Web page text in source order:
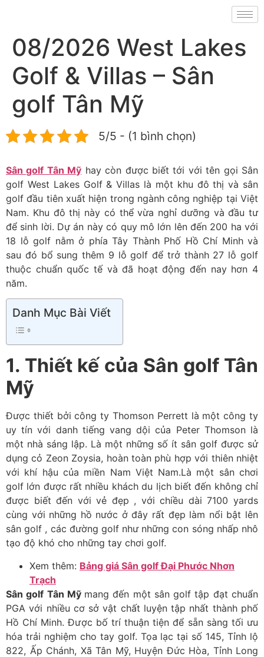
08/2026 West Lakes
Golf & Villas – Sân
golf Tân Mỹ
5/5 - (1 bình chọn)
Sân golf Tân Mỹ hay còn được biết tới với tên gọi Sân
golf West Lakes Golf & Villas là một khu đô thị và sân
golf đầu tiên xuất hiện trong ngành công nghiệp tại Việt
Nam. Khu đô thị này có thể vừa nghỉ dưỡng và đầu tư
để sinh lời. Dự án này có quy mô lớn lên đến 200 ha với
18 lỗ golf nằm ở phía Tây Thành Phố Hồ Chí Minh và
sau đó bổ sung thêm 9 lỗ golf để trở thành 27 lỗ golf
thuộc chuẩn quốc tế và đã hoạt động đến nay hơn 4
năm.
Danh Mục Bài Viết
1. Thiết kế của Sân golf Tân
Mỹ
Được thiết bởi công ty Thomson Perrett là một công ty
uy tín với danh tiếng vang dội của Peter Thomson là
một nhà sáng lập. Là một những số ít sân golf được sử
dụng cỏ Zeon Zoysia, hoàn toàn phù hợp với thiên nhiệt
với khí hậu của miền Nam Việt Nam.Là một sân chơi
golf lớn được rất nhiều khách du lịch biết đến không chỉ
được biết đến với vẻ đẹp , với chiều dài 7100 yards
cùng với những hồ nước ở đây rất đẹp làm nổi bật lên
sân golf , các đường golf như những con sóng nhấp nhô
tạo độ khó cho những tay chơi golf.
Xem thêm: Bảng giá Sân golf Đại Phước Nhơn
Trạch
Sân golf Tân Mỹ mang đến một sân golf tập đạt chuẩn
PGA với nhiều cơ sở vật chất luyện tập nhất thành phố
Hồ Chí Minh. Được bố trí thuận tiện để sẵn sàng tối ưu
hóa trải nghiệm cho tay golf. Tọa lạc tại số 145, Tỉnh lộ
822, Ấp Chánh, Xã Tân Mỹ, Huyện Đức Hòa, Tỉnh Long